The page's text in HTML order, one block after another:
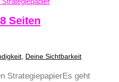
Seiten
Deine Sichtbarkeit
StrategiepapierEs geht